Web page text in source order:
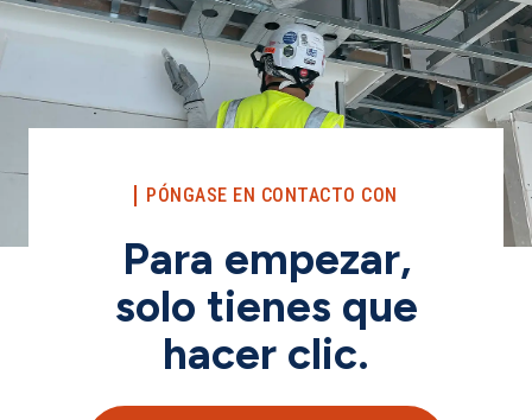
PÓNGASE EN CONTACTO CON
Para empezar,
solo tienes que
hacer clic.